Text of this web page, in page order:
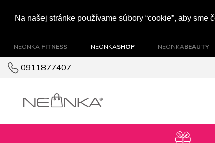
Na našej stránke používame súbory “cookie”, aby
NEONKA FITNESS NEONKASHOP NEONKABEAUTY
0911877407